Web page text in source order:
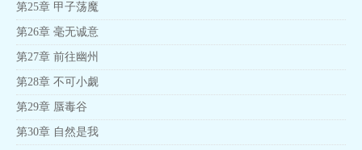
第25章 甲子荡魔
第26章 毫无诚意
第27章 前往幽州
第28章 不可小觑
第29章 蜃毒谷
第30章 自然是我